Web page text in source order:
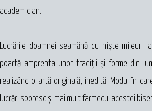
academician.
Lucrările doamnei seamănă cu nişte mileuri
poartă amprenta unor tradiţii şi forme din
realizând o artă originală, inedită. Modul în
lucrări sporesc şi mai mult farmecul acestei